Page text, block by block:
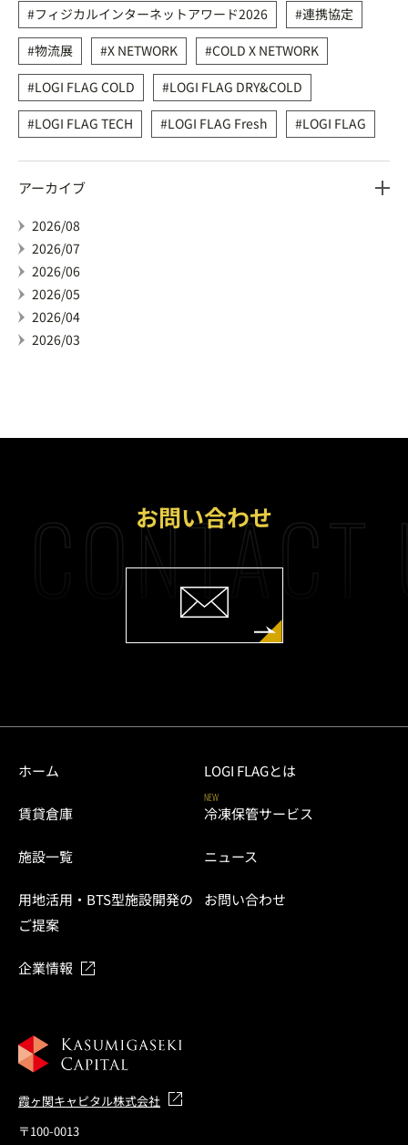
フィジカルインターネットアワード2026
連携協定
物流展
X NETWORK
COLD X NETWORK
LOGI FLAG COLD
LOGI FLAG DRY&COLD
LOGI FLAG TECH
LOGI FLAG Fresh LOGI FLAG
アーカイブ
2026/08
2026/07
2026/06
2026/05
2026/04
2026/03
CONTACT
お問い合わせ
ホーム LOGI FLAGとは
賃貸倉庫
NEW
冷凍保管サービス
施設一覧 ニュース
用地活用・BTS型施設開発の
ご提案
お問い合わせ
企業情報
霞ヶ関キャピタル株式会社
〒100-0013